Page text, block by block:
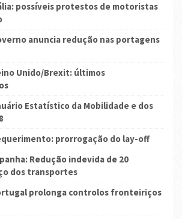
possíveis protestos de motoristas
anuncia redução nas portagens
Unido/Brexit: últimos
Estatístico da Mobilidade e dos
prorrogação do lay-off
Redução indevida de 20
dos transportes
prolonga controlos fronteiriços